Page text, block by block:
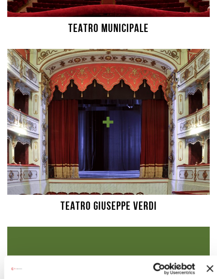
TEATRO MUNICIPALE
TEATRO GIUSEPPE VERDI